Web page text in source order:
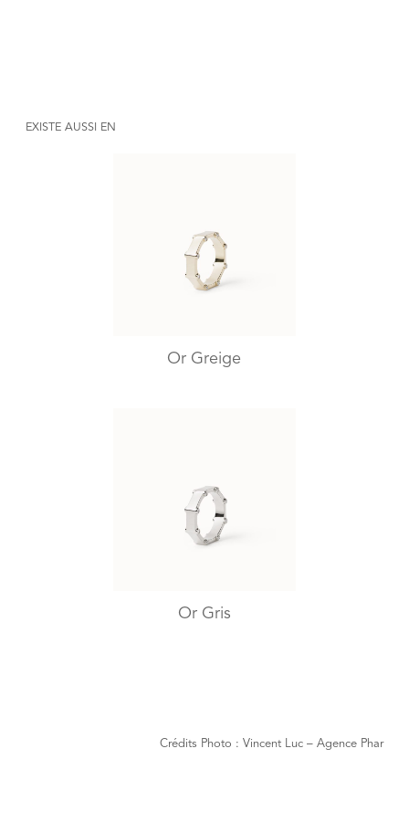
EXISTE AUSSI EN
Or Greige
Or Gris
Crédits Photo : Vincent Luc – Agence Phar